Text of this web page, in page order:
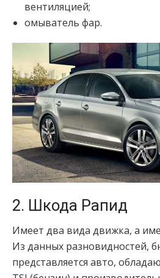
вентиляцией;
омыватель фар.
2. Шкода Рапид
Имеет два вида движка, а
Из данных разновидностей,
представляется авто,